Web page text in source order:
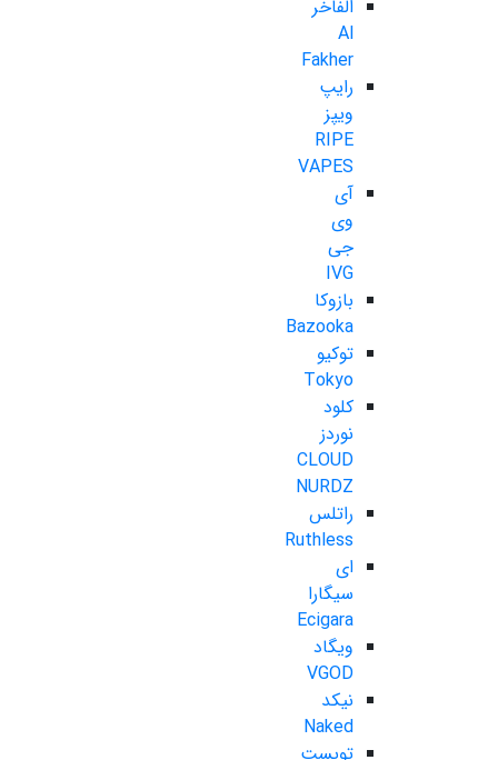
الفاخر
Al
Fakher
رایپ
ویپز
RIPE
VAPES
آی
وی
جی
IVG
بازوکا
Bazooka
توکیو
Tokyo
کلود
نوردز
CLOUD
NURDZ
راتلس
Ruthless
ای
سیگارا
Ecigara
ویگاد
VGOD
نیکد
Naked
تویست